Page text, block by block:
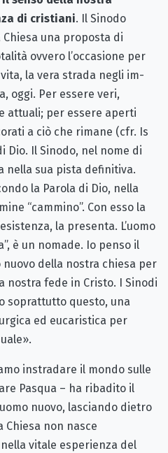
di cristiani. Il Sinodo
Chiesa una proposta di
ovvero l’occasione per
la vera strada negli im­
oggi. Per essere veri,
attuali; per essere aperti
a ciò che rimane (cfr. Is
Dio. Il Sinodo, nel nome di
nella sua pista definitiva.
la Parola di Dio, nella
“cammino”. Con esso la
la presenta. L’uomo
è un nomade. Io penso il
della nostra chiesa per
nostra fede in Cristo. I Sinodi
soprattutto questo, una
ed eucaristica per
instradare il mondo sulle
Pasqua – ha ribadito il
nuovo, lasciando dietro
non nasce
vitale esperienza del